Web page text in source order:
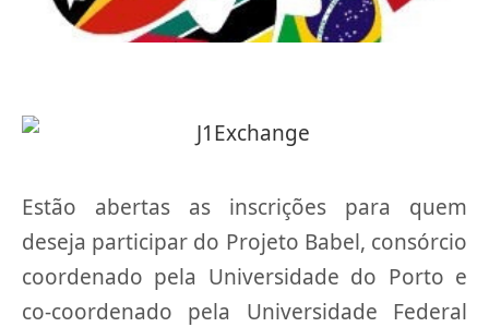
Estão abertas as inscrições para quem
deseja participar do Projeto Babel, consórcio
coordenado pela Universidade do Porto e
co-coordenado pela Universidade Federal